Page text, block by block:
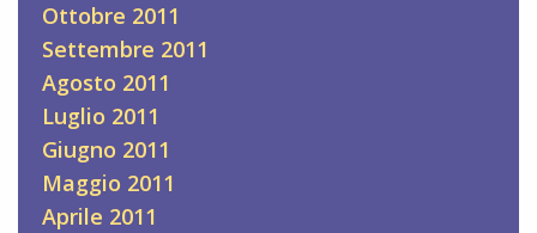
Ottobre 2011
Settembre 2011
Agosto 2011
Luglio 2011
Giugno 2011
Maggio 2011
Aprile 2011